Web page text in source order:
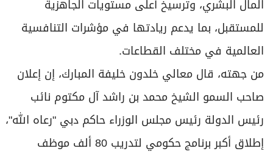
المال البشري، وترسيخ أعلى مستويات الجاهزية
للمستقبل، بما يدعم ريادتها في مؤشرات التنافسية
العالمية في مختلف القطاعات.
من جهته، قال معالي خلدون خليفة المبارك، إن إعلان
صاحب السمو الشيخ محمد بن راشد آل مكتوم نائب
رئيس الدولة رئيس مجلس الوزراء حاكم دبي "رعاه الله"،
إطلاق أكبر برنامج حكومي لتدريب 80 ألف موظف